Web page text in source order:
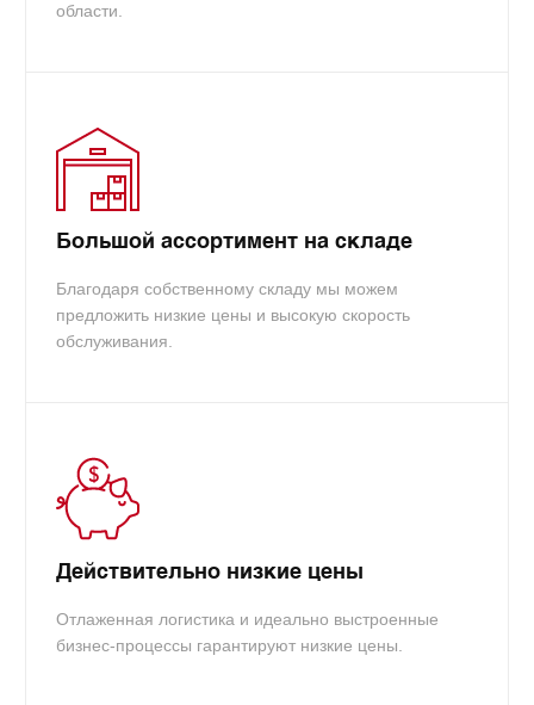
области.
Большой ассортимент на складе
Благодаря собственному складу мы можем
предложить низкие цены и высокую скорость
обслуживания.
Действительно низкие цены
Отлаженная логистика и идеально выстроенные
бизнес-процессы гарантируют низкие цены.